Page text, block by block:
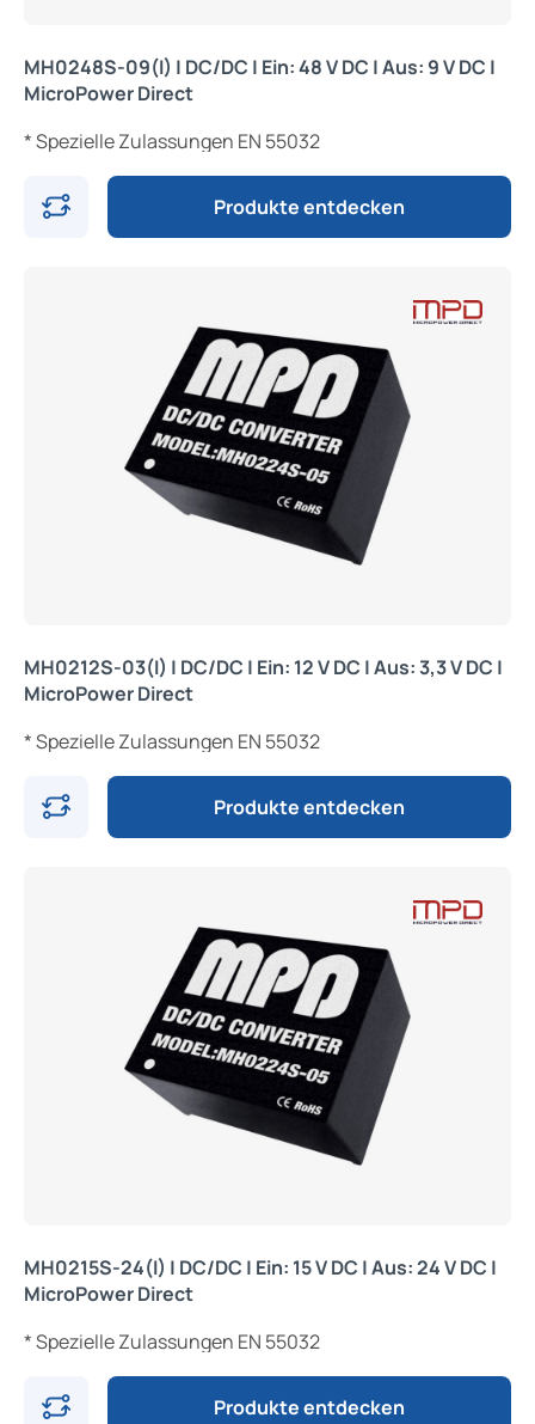
MH0248S-09(I) | DC/DC | Ein: 48 V DC | Aus: 9 V DC |
MicroPower Direct
* Spezielle Zulassungen EN 55032
Produkte entdecken
MH0212S-03(I) | DC/DC | Ein: 12 V DC | Aus: 3,3 V DC |
MicroPower Direct
* Spezielle Zulassungen EN 55032
Produkte entdecken
MH0215S-24(I) | DC/DC | Ein: 15 V DC | Aus: 24 V DC |
MicroPower Direct
* Spezielle Zulassungen EN 55032
Produkte entdecken